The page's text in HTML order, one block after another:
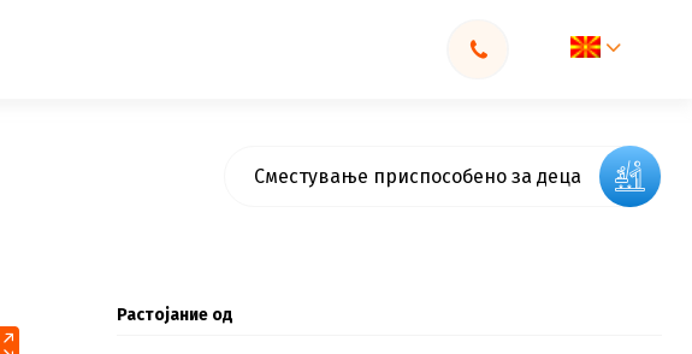
Сместување приспособено за деца
Растојание од